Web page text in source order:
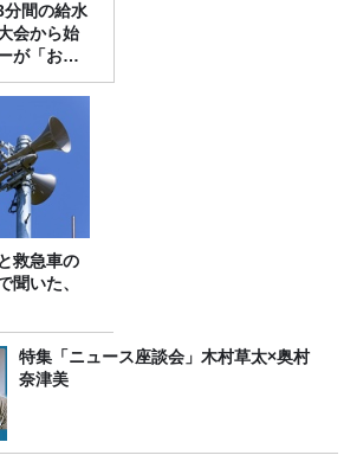
分間の給水
会から始
が「お
救急車の
聞いた、
特集「ニュース座談会」木村草太×奥村
奈津美